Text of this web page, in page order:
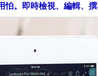
。即時檢視、編輯、撰